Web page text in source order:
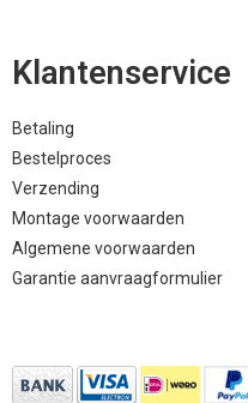
Klantenservice
Betaling
Bestelproces
Verzending
Montage voorwaarden
Algemene voorwaarden
Garantie aanvraagformulier